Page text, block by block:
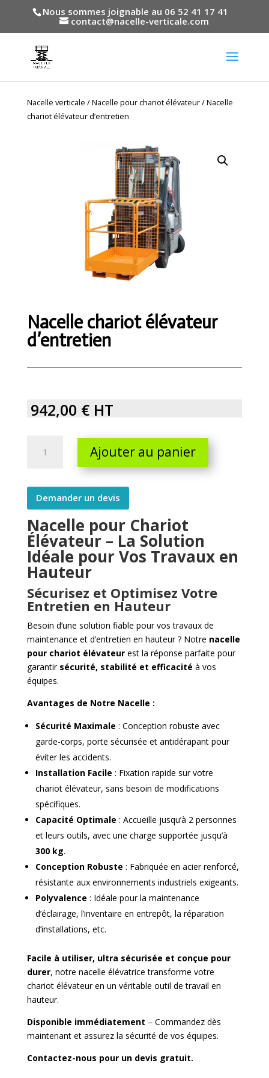
Nous sommes joignable au 06 52 41 17 41
contact@nacelle-verticale.com
Nacelle verticale /Nacelle pour chariot élévateur/ Nacelle
chariot élévateur d’entretien
Nacelle chariot élévateur
d’entretien
942,00 € HT
chariot
quantity
Ajouter au panier
Demander un devis
Nacelle pour Chariot
Élévateur – La Solution
Idéale pour Vos Travaux en
Hauteur
Sécurisez et Optimisez Votre
Entretien en Hauteur
Besoin d’une solution fiable pour vos travaux de
maintenance et d’entretien en hauteur ? Notre nacelle
pour chariot élévateurest la réponse parfaite pour
garantir sécurité, stabilité et efficacité à vos
équipes.
Avantages de Notre Nacelle :
Sécurité Maximale : Conception robuste avec
garde-corps, porte sécurisée et antidérapant pour
éviter les accidents.
Installation Facile : Fixation rapide sur votre
chariot élévateur, sans besoin de modifications
spécifiques.
Capacité Optimale : Accueille jusqu’à 2 personnes
et leurs outils, avec une charge supportée jusqu’à
300 kg.
Conception Robuste : Fabriquée en acier renforcé,
résistante aux environnements industriels exigeants.
Polyvalence : Idéale pour la maintenance
d’éclairage, l’inventaire en entrepôt, la réparation
d’installations, etc.
Facile à utiliser, ultra sécurisée et conçue pour
durer, notre nacelle élévatrice transforme votre
chariot élévateur en un véritable outil de travail en
hauteur.
Disponible immédiatement – Commandez dès
maintenant et assurez la sécurité de vos équipes.
Contactez-nous pour un devis gratuit.